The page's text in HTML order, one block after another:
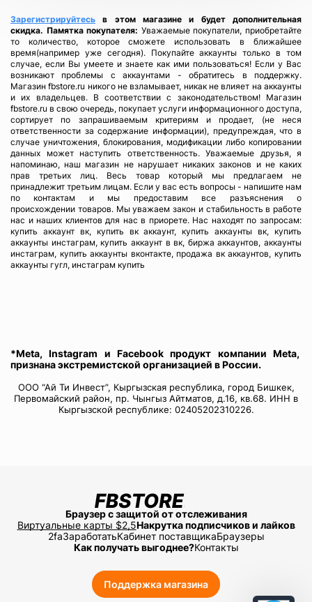
Зарегистрируйтесь
в этом магазине и будет дополнительная
скидка. Памятка покупателя: Уважаемые покупатели, приобретайте
то количество, которое сможете использовать в ближайшее
время(например уже сегодня). Покупайте аккаунты только в том
случае, если Вы умеете и знаете как ими пользоваться! Если у Вас
возникают проблемы с аккаунтами - обратитесь в поддержку.
Магазин fbstore.ru никого не взламывает, никак не влияет на аккаунты
и их владельцев. В соответствии с законодательством! Магазин
fbstore.ru в свою очередь, покупает услуги информационного доступа,
сортирует по запрашиваемым критериям и продает, (не неся
ответственности за содержание информации), предупреждая, что в
случае уничтожения, блокирования, модификации либо копировании
данных может наступить ответственность. Уважаемые друзья, я
напоминаю, наш магазин не нарушает никаких законов и не каких
прав третьих лиц. Весь товар который мы предлагаем не
принадлежит третьим лицам. Если у вас есть вопросы - напишите нам
по контактам и мы предоставим все разъяснения о
происхождении товаров. Мы уважаем закон и стабильность в работе
нас и наших клиентов для нас в приорете. Нас находят по запросам:
купить аккаунт вк, купить вк аккаунт, купить аккаунты вк, купить
аккаунты инстаграм, купить аккаунт в вк, биржа аккаунтов, аккаунты
инстаграм, купить аккаунты вконтакте, продажа вк аккаунтов, купить
аккаунты гугл, инстаграм купить
*Meta, Instagram и Facebook продукт компании Meta,
признана экстремистской организацией в России.
ООО “Ай Ти Инвест”, Кыргызская республика, город Бишкек,
Первомайский район, пр. Чынгыз Айтматов, д.16, кв.68. ИНН в
Кыргызской республике: 02405202310226.
Браузер с защитой от отслеживания
Виртуальные карты $2,5Накрутка подписчиков и лайков
2faЗаработатьКабинет поставщикаБраузеры
Как получать выгоднее?Контакты
Поддержка магазина